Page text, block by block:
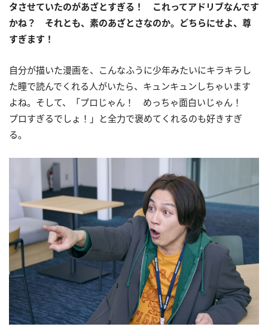
タさせていたのがあざとすぎる！ これってアドリブなんです
かね？ それとも、素のあざとさなのか。どちらにせよ、尊
すぎます！
自分が描いた漫画を、こんなふうに少年みたいにキラキラし
た瞳で読んでくれる人がいたら、キュンキュンしちゃいます
よね。そして、「プロじゃん！ めっちゃ面白いじゃん！
プロすぎるでしょ！」と全力で褒めてくれるのも好きすぎ
る。